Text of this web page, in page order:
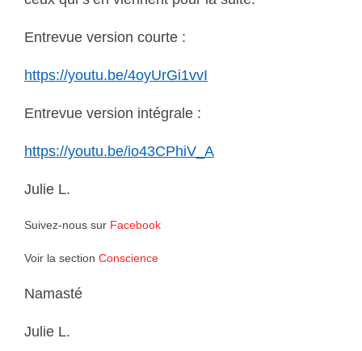
Entrevue version courte :
https://youtu.be/4oyUrGi1vvI
Entrevue version intégrale :
https://youtu.be/io43CPhiV_A
Julie L.
Suivez-nous sur Facebook
Voir la section Conscience
Namasté
Julie L.